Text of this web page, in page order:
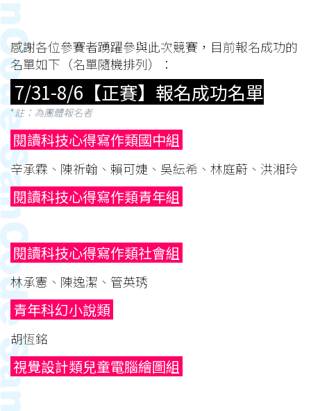
感謝各位參賽者踴躍參與此次競賽，目前報名成功的
名單如下（名單隨機排列）：
7/31-8/6【正賽】報名成功名單
*註： 為團體報名者
閱讀科技心得寫作類國中組
辛承霖、陳祈翰、賴可婕、吳紜希、林庭蔚、洪湘玲
閱讀科技心得寫作類青年組
閱讀科技心得寫作類社會組
林承憲、陳逸潔、管英琇
青年科幻小說類
胡恆銘
視覺設計類兒童電腦繪圖組